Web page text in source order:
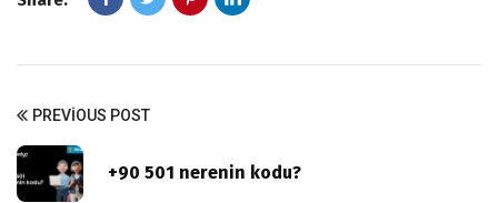
PREVIOUS POST
+90 501 nerenin kodu?